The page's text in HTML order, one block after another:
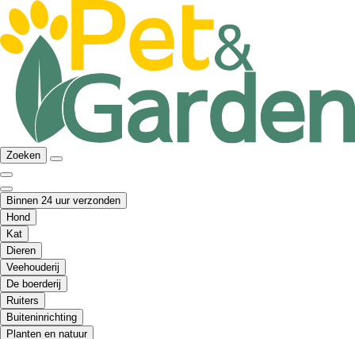
Zoeken
Binnen 24 uur verzonden
Hond
Kat
Dieren
Veehouderij
De boerderij
Ruiters
Buiteninrichting
Planten en natuur